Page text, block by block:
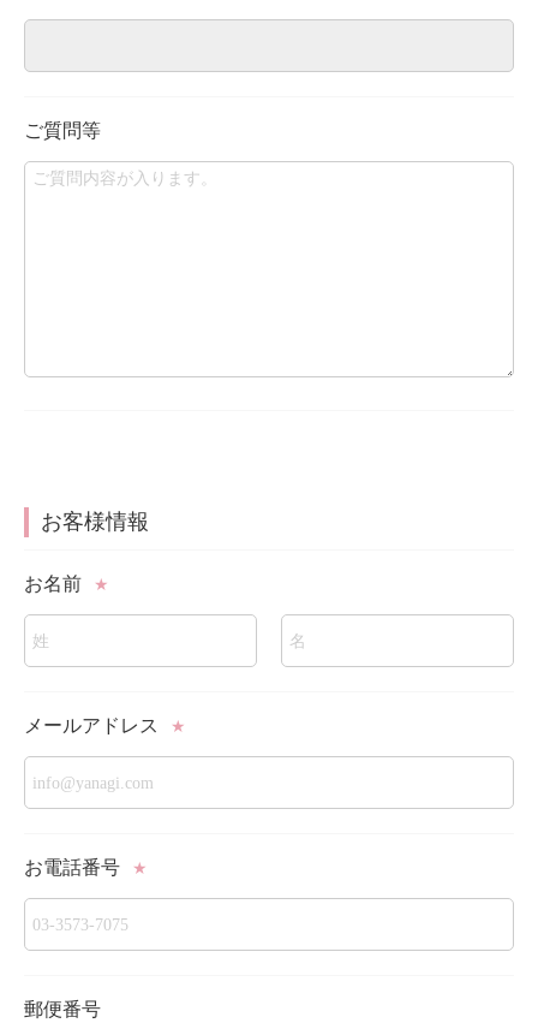
ご質問等
お客様情報
お名前 ★
メールアドレス ★
お電話番号 ★
郵便番号